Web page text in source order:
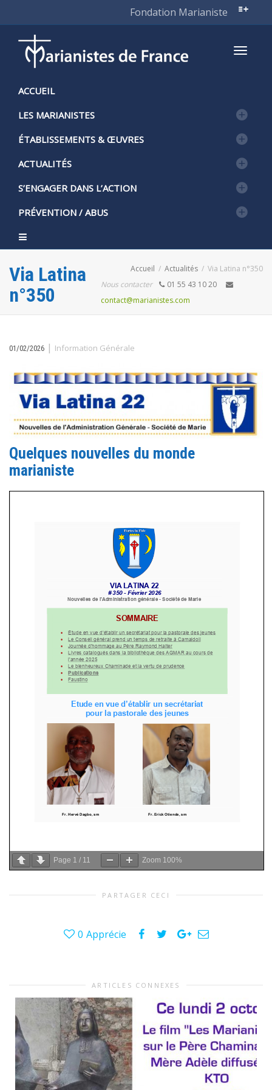
Fondation Marianiste
ACCUEIL
LES MARIANISTES
ÉTABLISSEMENTS & ŒUVRES
ACTUALITÉS
S’ENGAGER DANS L’ACTION
PRÉVENTION / ABUS
Via Latina
n°350
Accueil Actualités
Via Latina n°350
Nous contacter
01 55 43 10 20
contact@marianistes.com
01/02/2026 | Information Générale
Quelques nouvelles du monde
marianiste
Page 1 / 11 Zoom 100%
PARTAGER CECI
0 Apprécie
ARTICLES CONNEXES